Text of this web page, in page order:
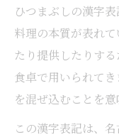
ひつまぶしの漢字
料理の本質が表れ
たり提供したりす
食卓で用いられて
を混ぜ込むことを意
この漢字表記は、